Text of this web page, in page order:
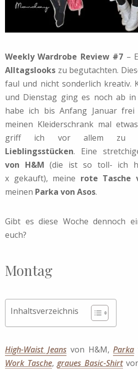
Weekly Wardrobe Review #7 –
Alltagslooks zu begutachten.
faul und nicht sonderlich kreativ.
und Dienstag ging es noch ab
habe ich bis Anfang Januar
meinen Kleiderschrank mal
griff ich vor allem zu
Lieblingsstücken. Eine
von H&M(die ist so toll- ich
x gekauft), meine rote Tasche
meinen Parka von Asos.
Gibt es diese Woche dennoch
euch?
Montag
Inhaltsverzeichnis
High-Waist Jeansvon H&M,Parka
Work Tasche,graues Basic-Shirt